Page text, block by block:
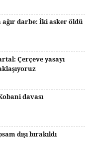
darbe: İki asker öldü
Çerçeve yasayı
davası
dışı bırakıldı